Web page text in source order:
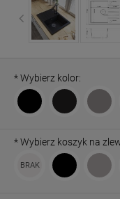
*Wybierz kolor:
*Wybierz koszyk na